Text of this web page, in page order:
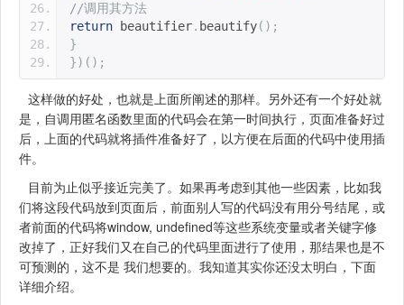
//调用其方法
return beautifier. beautify();
}
})();
这样做的好处，也就是上面所阐述的那样。另外还有一个好处就
是，自调用匿名函数里面的代码会在第一时间执行，页面准备好过
后，上面的代码就将插件准备好了，以方便在后面的代码中使用插
件。
目前为止似乎接近完美了。如果再考虑到其他一些因素，比如我
们将这段代码放到页面后，前面别人写的代码没有用分号结尾，或
者前面的代码将window, undefined等这些系统变量或者关键字修
改掉了，正好我们又在自己的代码里面进行了使用，那结果也是不
可预测的，这不是 我们想要的。我知道其实你还没太明白，下面
详细介绍。